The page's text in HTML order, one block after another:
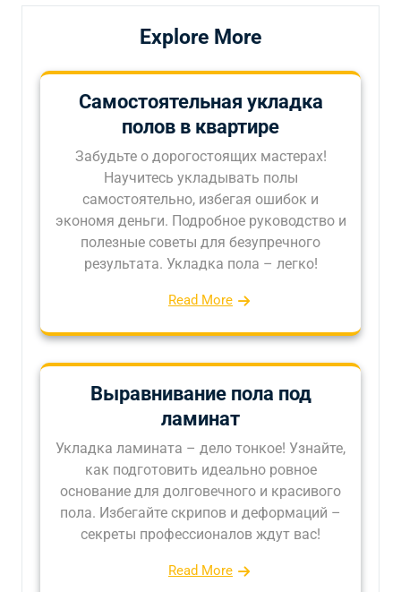
Explore More
Самостоятельная укладка
полов в квартире
Забудьте о дорогостоящих мастерах!
Научитесь укладывать полы
самостоятельно, избегая ошибок и
экономя деньги. Подробное руководство и
полезные советы для безупречного
результата. Укладка пола – легко!
Read More
Выравнивание пола под
ламинат
Укладка ламината – дело тонкое! Узнайте,
как подготовить идеально ровное
основание для долговечного и красивого
пола. Избегайте скрипов и деформаций –
секреты профессионалов ждут вас!
Read More